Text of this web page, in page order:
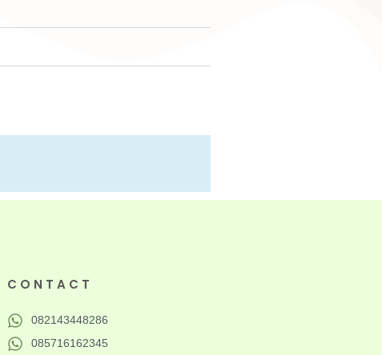
CONTACT
082143448286
085716162345